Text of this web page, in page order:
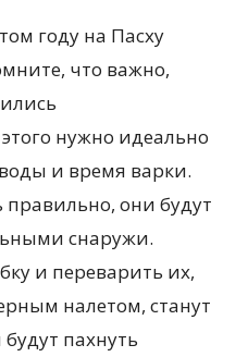
году на Пасху
что важно,
нужно идеально
и время варки.
они будут
снаружи.
и переварить их,
налетом, станут
пахнуть